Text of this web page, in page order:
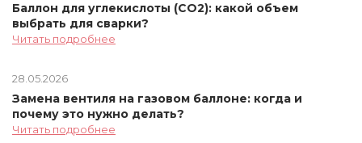
Баллон для углекислоты (СО2): какой объем
выбрать для сварки?
Читать подробнее
28.05.2026
Замена вентиля на газовом баллоне: когда и
почему это нужно делать?
Читать подробнее